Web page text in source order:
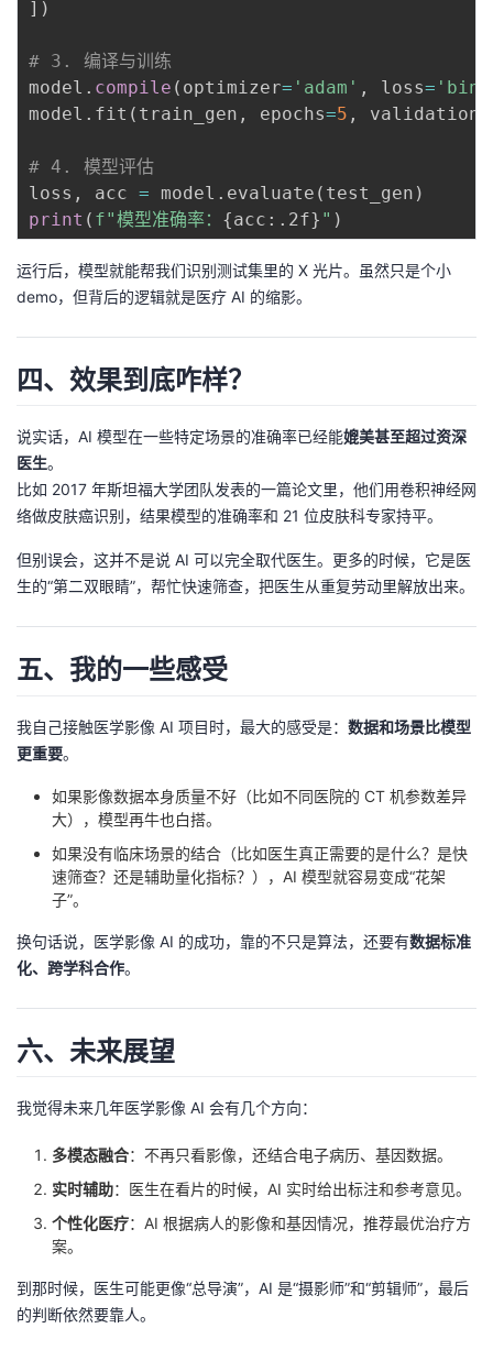
] )
# 3. 编译与训练
model . compile ( optimizer= 'adam' , loss=
model . fit ( train_gen , epochs=5 ,
# 4. 模型评估
loss , acc = model . evaluate ( test_gen )
print ( f"模型准确率： {acc : .2f} " )
运行后，模型就能帮我们识别测试集里的 X 光片。虽然只是个小
demo，但背后的逻辑就是医疗 AI 的缩影。
四、效果到底咋样？
说实话，AI 模型在一些特定场景的准确率已经能媲美甚至超过资深
医生。
比如 2017 年斯坦福大学团队发表的一篇论文里，他们用卷积神经网
络做皮肤癌识别，结果模型的准确率和 21 位皮肤科专家持平。
但别误会，这并不是说 AI 可以完全取代医生。更多的时候，它是医
生的“第二双眼睛”，帮忙快速筛查，把医生从重复劳动里解放出来。
五、我的一些感受
我自己接触医学影像 AI 项目时，最大的感受是： 数据和场景比模型
更重要。
如果影像数据本身质量不好（比如不同医院的 CT 机参数差异
大），模型再牛也白搭。
如果没有临床场景的结合（比如医生真正需要的是什么？是快
速筛查？还是辅助量化指标？），AI 模型就容易变成“花架
子”。
换句话说，医学影像 AI 的成功，靠的不只是算法，还要有数据标准
化、跨学科合作。
六、未来展望
我觉得未来几年医学影像 AI 会有几个方向：
多模态融合：不再只看影像，还结合电子病历、基因数据。
实时辅助：医生在看片的时候，AI 实时给出标注和参考意见。
个性化医疗：AI 根据病人的影像和基因情况，推荐最优治疗方
案。
到那时候，医生可能更像“总导演”，AI 是“摄影师”和“剪辑师”，最后
的判断依然要靠人。